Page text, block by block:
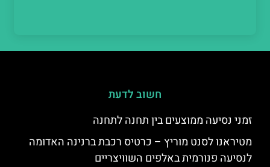
חשוב לדעת
זמני נסיעה ממוצעים בין תחנה לתחנה
מטיראנו לסנט מוריץ – כרטיס רכבת ברנינה האדומה
לנסיעה פנורמית באלפים השוויצריים